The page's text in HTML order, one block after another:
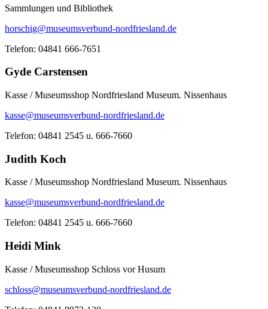
Sammlungen und Bibliothek
horschig@museumsverbund-nordfriesland.de
Telefon: 04841 666-7651
Gyde Carstensen
Kasse / Museumsshop Nordfriesland Museum. Nissenhaus
kasse@museumsverbund-nordfriesland.de
Telefon: 04841 2545 u. 666-7660
Judith Koch
Kasse / Museumsshop Nordfriesland Museum. Nissenhaus
kasse@museumsverbund-nordfriesland.de
Telefon: 04841 2545 u. 666-7660
Heidi Mink
Kasse / Museumsshop Schloss vor Husum
schloss@museumsverbund-nordfriesland.de